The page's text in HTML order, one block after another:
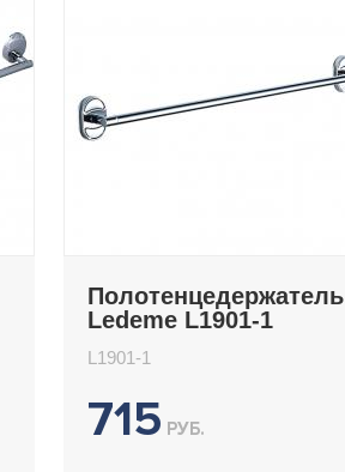
Полотенцедержатель
Ledeme L1901-1
L1901-1
715 РУБ.